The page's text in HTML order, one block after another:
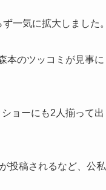
一気に拡大しました。
本のツッコミが見事に
ョーにも2人揃って出
投稿されるなど、公私